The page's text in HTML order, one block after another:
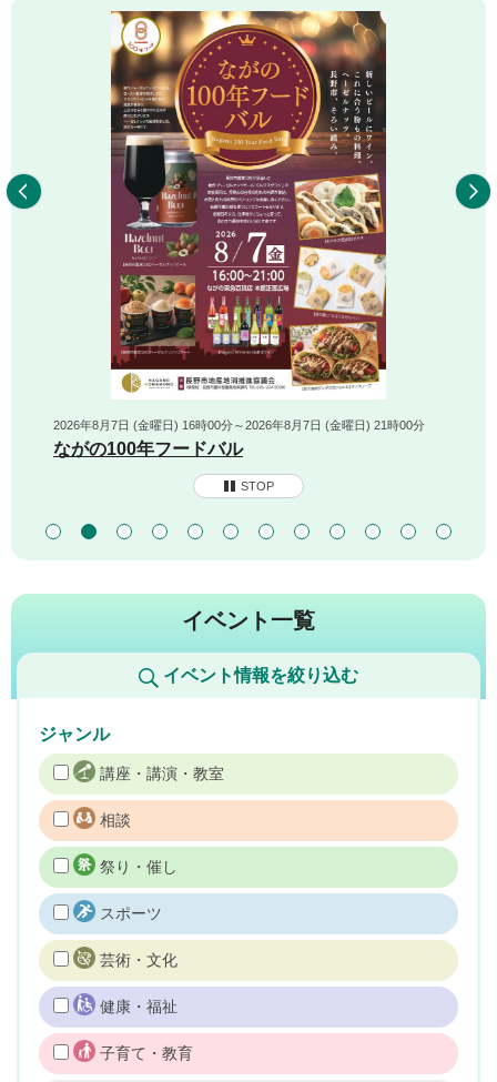
2026年8月7日 (金曜日) 16時00分～2026年8月7日 (金曜日) 21時00分
ながの100年フードバル
STOP
イベント一覧
イベント情報を絞り込む
ジャンル
講座・講演・教室
相談
祭り・催し
スポーツ
芸術・文化
健康・福祉
子育て・教育